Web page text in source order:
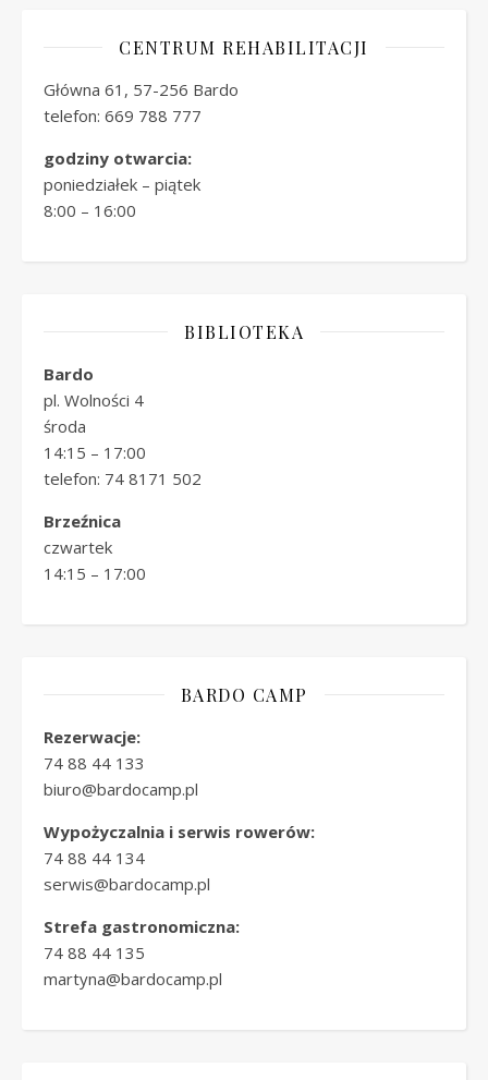
CENTRUM REHABILITACJI
Główna 61, 57-256 Bardo
telefon: 669 788 777
godziny otwarcia:
poniedziałek – piątek
8:00 – 16:00
BIBLIOTEKA
Bardo
pl. Wolności 4
środa
14:15 – 17:00
telefon: 74 8171 502
Brzeźnica
czwartek
14:15 – 17:00
BARDO CAMP
Rezerwacje:
74 88 44 133
biuro@bardocamp.pl
Wypożyczalnia i serwis rowerów:
74 88 44 134
serwis@bardocamp.pl
Strefa gastronomiczna:
74 88 44 135
martyna@bardocamp.pl